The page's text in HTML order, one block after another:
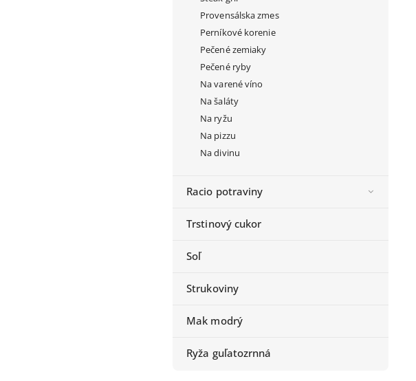
Provensálska zmes
Perníkové korenie
Pečené zemiaky
Pečené ryby
Na varené víno
Na šaláty
Na ryžu
Na pizzu
Na divinu
Racio potraviny
Trstinový cukor
Soľ
Strukoviny
Mak modrý
Ryža guľatozrnná